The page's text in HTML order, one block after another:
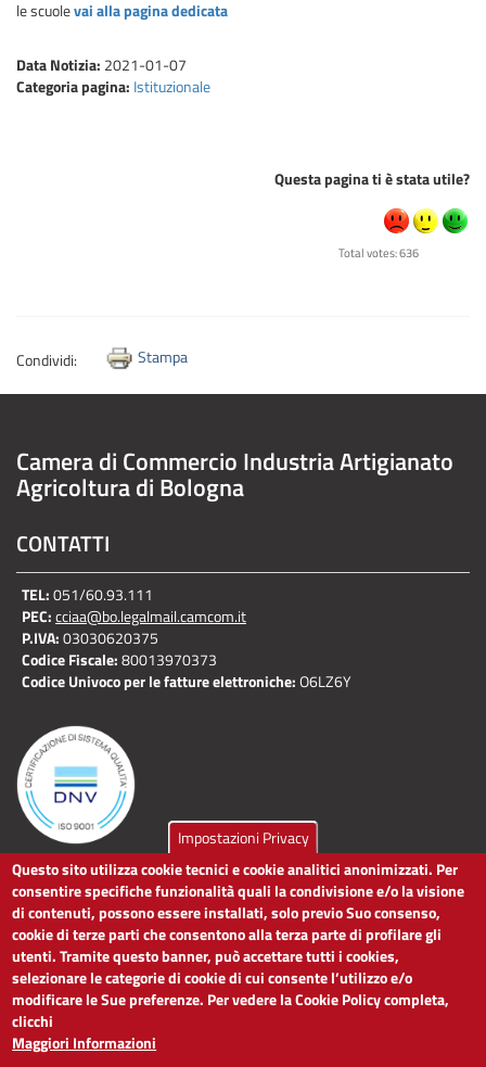
le scuolevai alla pagina dedicata
Data Notizia: 2021-01-07
Categoria pagina: Istituzionale
Questa pagina ti è stata utile?
Total votes: 636
Condividi: Stampa
Camera di Commercio Industria Artigianato
Agricoltura di Bologna
CONTATTI
TEL:051/60.93.111
PEC:cciaa@bo.legalmail.camcom.it
P.IVA:03030620375
Codice Fiscale:80013970373
Codice Univoco per le fatture elettroniche:O6LZ6Y
LINK UTILI
Dichiarazione di accessibilità
Obiettivi di accessibilità
Segnalaci problemi di accessibilità
Note legali
Privacy
Accesso riservato
Impostazioni Privacy
Questo sito utilizza cookie tecnici e cookie analitici anonimizzati. Per
consentire specifiche funzionalità quali la condivisione e/o la visione
di contenuti, possono essere installati, solo previo Suo consenso,
cookie di terze parti che consentono alla terza parte di profilare gli
utenti. Tramite questo banner, può accettare tutti i cookies,
selezionare le categorie di cookie di cui consente l’utilizzo e/o
modificare le Sue preferenze. Per vedere la Cookie Policy completa,
clicchi
Maggiori Informazioni